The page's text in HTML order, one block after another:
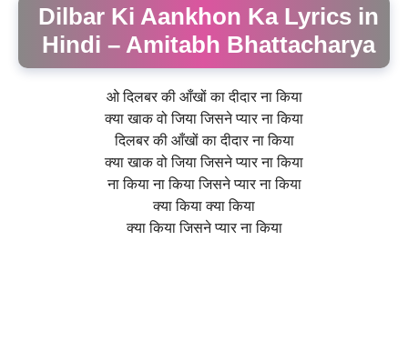
Dilbar Ki Aankhon Ka Lyrics in
Hindi – Amitabh Bhattacharya
ओ दिलबर की आँखों का दीदार ना किया
क्या खाक वो जिया जिसने प्यार ना किया
दिलबर की आँखों का दीदार ना किया
क्या खाक वो जिया जिसने प्यार ना किया
ना किया ना किया जिसने प्यार ना किया
क्या किया क्या किया
क्या किया जिसने प्यार ना किया